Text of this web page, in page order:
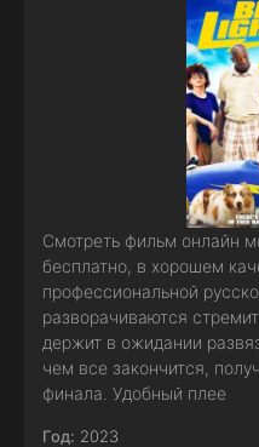
Смотреть фильм онлайн
бесплатно, в хорошем
профессиональной
разворачиваются
держит в ожидании
чем все закончится,
финала. Удобный плее
Год: 2023